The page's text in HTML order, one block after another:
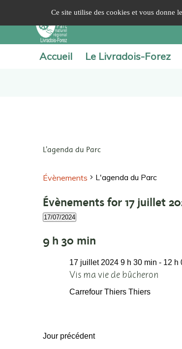
Accueil Le Livradois-Forez
L'agenda du Parc
Évènements L'agenda du Parc
Évènements for 17 juillet
17/07/2024
une
9 h 30 min
Vis ma vie de bûcheron
17 juillet 2024 9 h 30 min - 12 h
Carrefour Thiers Thiers
Jour précédent
Ce site utilise des cookies et vous donne